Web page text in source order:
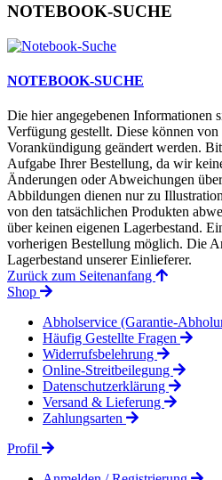
NOTEBOOK-SUCHE
NOTEBOOK-SUCHE
Die hier angegebenen Informationen
Verfügung gestellt. Diese können
Vorankündigung geändert werden.
Aufgabe Ihrer Bestellung, da wir
Änderungen oder Abweichungen
Abbildungen dienen nur zu
von den tatsächlichen Produkten
über keinen eigenen Lagerbestand.
vorherigen Bestellung möglich. Die
Lagerbestand unserer Einlieferer.
Zurück zum Seitenanfang
Shop
Abholservice (Garantie-
Häufig Gestellte Fragen
Widerrufsbelehrung
Online-Streitbeilegung
Datenschutzerklärung
Versand & Lieferung
Zahlungsarten
Profil